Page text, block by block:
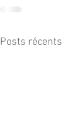
Posts récents